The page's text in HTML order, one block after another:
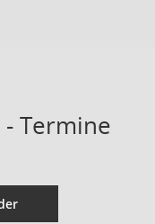
- Termine